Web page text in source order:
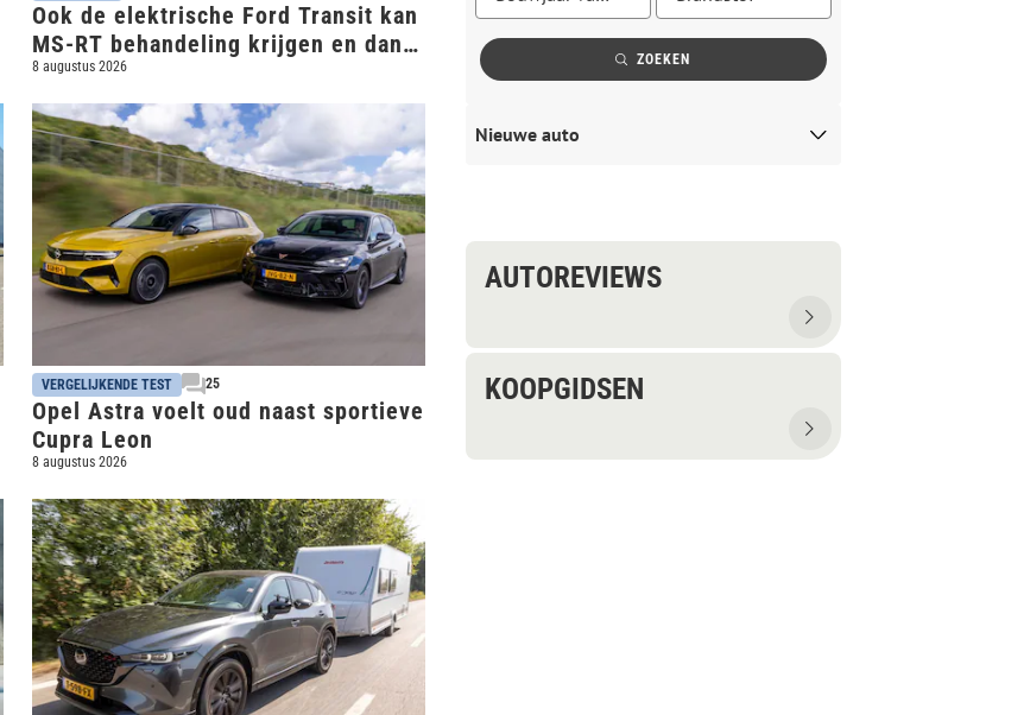
Ook de elektrische Ford Transit kan
MS-RT behandeling krijgen en dan
heb je behoorlijk snelle bus
8 augustus 2026
VERGELIJKENDE TEST 25
Opel Astra voelt oud naast sportieve
Cupra Leon
8 augustus 2026
ZOEKEN
Nieuwe auto
AUTOREVIEWS
KOOPGIDSEN